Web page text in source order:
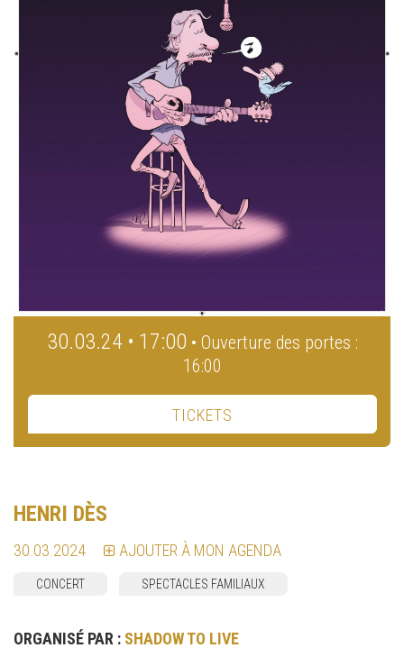
30.03.24 • 17:00 • Ouverture des portes :
16:00
TICKETS
HENRI DÈS
30.03.2024 AJOUTER À MON AGENDA
CONCERT SPECTACLES FAMILIAUX
ORGANISÉ PAR : SHADOW TO LIVE